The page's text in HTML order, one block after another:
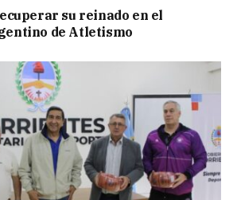
su reinado en el
de Atletismo